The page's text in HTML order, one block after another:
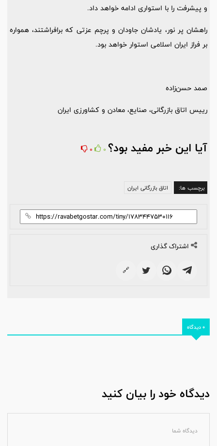
و پیشرفت را با استواری ادامه خواهد داد.
راهشان پر نور، یادشان جاودان و پرچم عزتی که برافراشتند، همواره
بر فراز ایران اسلامی استوار خواهد بود.
صمد حسن‌زاده
رییس اتاق بازرگانی، صنایع، معادن و کشاورزی ایران
آیا این خبر مفید بود؟ 0
0
برچسب ها: اتاق بازرگانی ایران
اشتراک گذاری
🔗
0 دیدگاه
دیدگاه خود را بیان کنید